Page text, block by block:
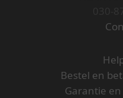
Bestel en
Garantie